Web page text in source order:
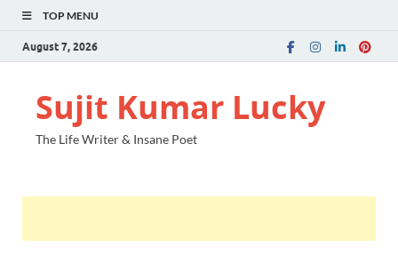
TOP MENU
August 7, 2026
Sujit Kumar Lucky
The Life Writer & Insane Poet